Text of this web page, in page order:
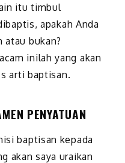
itu timbul
apakah Anda
atau bukan?
inilah yang akan
arti baptisan.
PENYATUAN
baptisan kepada
akan saya uraikan